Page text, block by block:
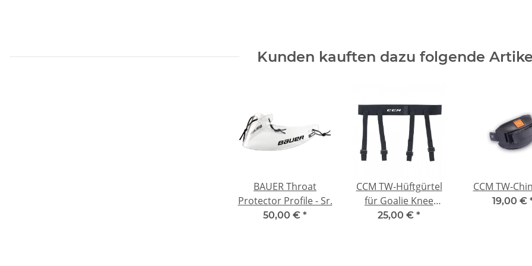
Kunden kauften dazu folgende
BAUER Throat
Protector Profile - Sr.
50,00 € *
CCM TW-Hüftgürtel
für Goalie Knee
Protector SR
25,00 € *
CCM TW-
19,00 €